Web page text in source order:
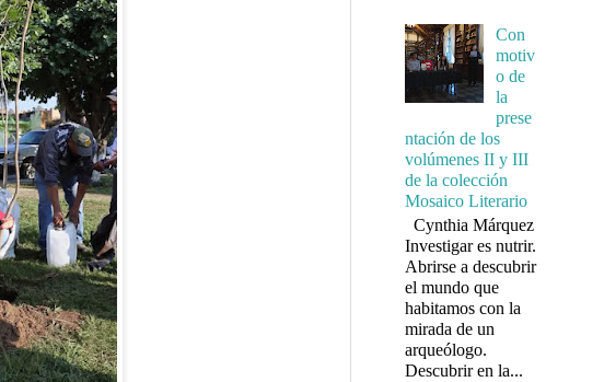
Con
motiv
o de
la
prese
ntación de los
volúmenes II y III
de la colección
Mosaico Literario
Cynthia Márquez
Investigar es nutrir.
Abrirse a descubrir
el mundo que
habitamos con la
mirada de un
arqueólogo.
Descubrir en la...